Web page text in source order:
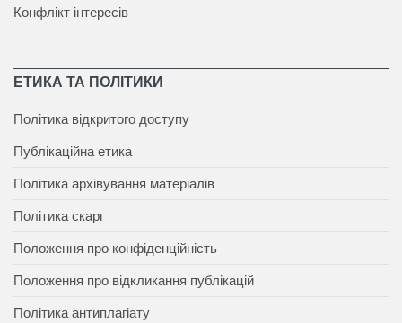
Конфлікт інтересів
ЕТИКА ТА ПОЛІТИКИ
Політика відкритого доступу
Публікаційна етика
Політика архівування матеріалів
Політика скарг
Положення про конфіденційність
Положення про відкликання публікацій
Політика антиплагіату